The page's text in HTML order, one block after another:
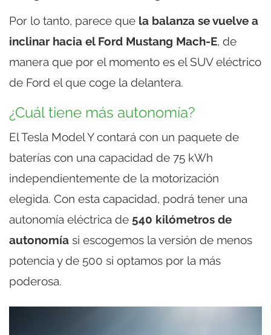
Por lo tanto, parece que la balanza se vuelve a
inclinar hacia el Ford Mustang Mach-E, de
manera que por el momento es el SUV eléctrico
de Ford el que coge la delantera.
¿Cuál tiene más autonomía?
El Tesla Model Y contará con un paquete de
baterías con una capacidad de 75 kWh
independientemente de la motorización
elegida. Con esta capacidad, podrá tener una
autonomía eléctrica de 540 kilómetros de
autonomía si escogemos la versión de menos
potencia y de 500 si optamos por la más
poderosa.